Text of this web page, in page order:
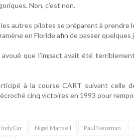
Non, c’est non.
autres pilotes se préparent à prendre
en Floride afin de passer
que l’impact avait été
à la course CART suivant celle
cinq victoires en 1993 pour
IndyCar Nigel Mansell Paul Newman